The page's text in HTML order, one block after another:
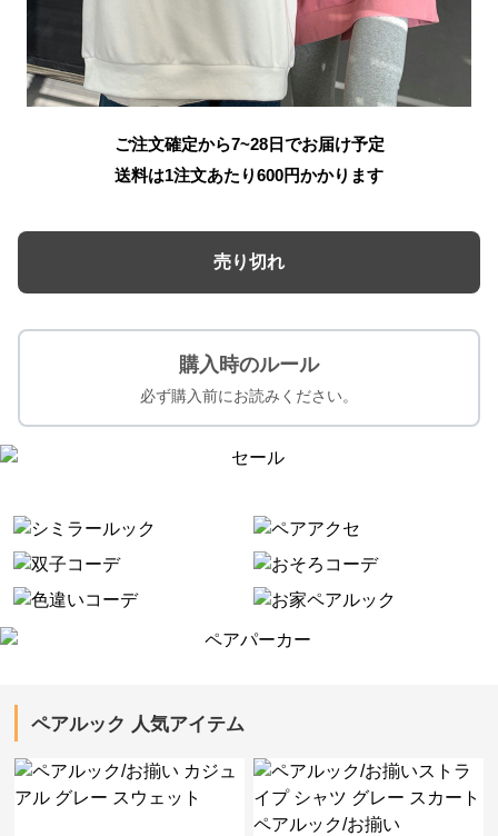
ご注文確定から7~28日でお届け予定
送料は1注文あたり600円かかります
売り切れ
購入時のルール
必ず購入前にお読みください。
ペアルック 人気アイテム